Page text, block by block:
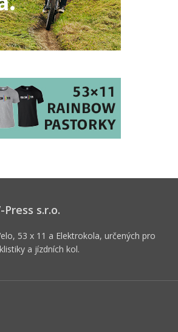
s.r.o.
53 x 11 a Elektrokola, určených pro
a jízdních kol.